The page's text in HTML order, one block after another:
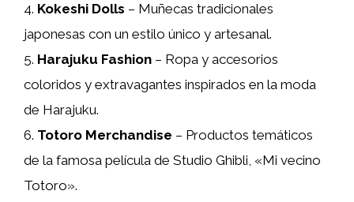
4. Kokeshi Dolls – Muñecas tradicionales
japonesas con un estilo único y artesanal.
5. Harajuku Fashion – Ropa y accesorios
coloridos y extravagantes inspirados en la moda
de Harajuku.
6. Totoro Merchandise – Productos temáticos
de la famosa película de Studio Ghibli, «Mi vecino
Totoro».